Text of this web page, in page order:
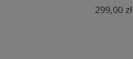
299,00 zł